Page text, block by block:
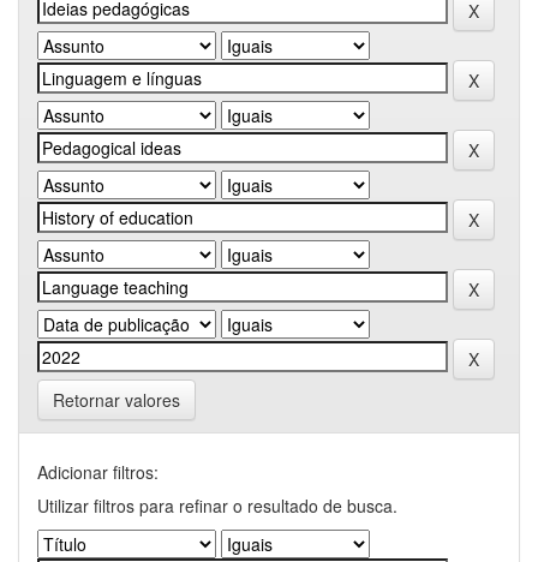
Retornar valores
Adicionar filtros:
Utilizar filtros para refinar o resultado de busca.